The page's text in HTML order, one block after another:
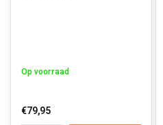
Op voorraad
€79,95